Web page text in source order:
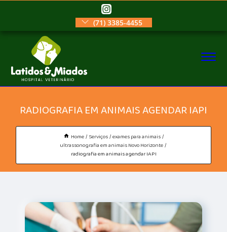
(71) 3385-4455
RADIOGRAFIA EM ANIMAIS AGENDAR IAPI
Home Serviços exames para animais
ultrassonografia em animais Novo Horizonte
radiografia em animais agendar IAPI